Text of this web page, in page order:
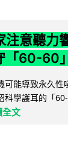
意聽力
「60-60
可能導致永久性
科學護耳的「
全文